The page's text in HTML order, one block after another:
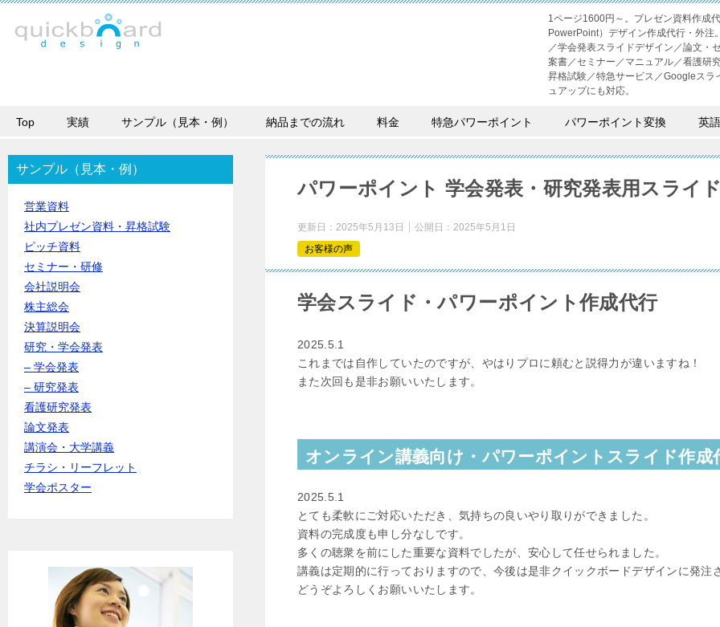
1ページ1600円～。プレゼン資料作成
PowerPoint）デザイン作成代行・外
／学会発表スライドデザイン／論文・
案書／セミナー／マニュアル／看護研
昇格試験／特急サービス／Googleス
ュアップにも対応。
Top 実績 サンプル（見本・例） 納品までの流れ 料金 特急パワーポイント パワーポイント変換 英
パワーポイント 学会発表・研究発表用スライ
更新日： 2025年5月13日 公開日： 2025年5月1日
お客様の声
学会スライド・パワーポイント作成代行
2025.5.1
これまでは自作していたのですが、やはりプロに頼むと説得力が違いますね！
また次回も是非お願いいたします。
オンライン講義向け・パワーポイントスライド作成
2025.5.1
とても柔軟にご対応いただき、気持ちの良いやり取りができました。
資料の完成度も申し分なしです。
多くの聴衆を前にした重要な資料でしたが、安心して任せられました。
講義は定期的に行っておりますので、今後は是非クイックボードデザインに発注
どうぞよろしくお願いいたします。
サンプル（見本・例）
営業資料
社内プレゼン資料・昇格試験
ピッチ資料
セミナー・研修
会社説明会
株主総会
決算説明会
研究・学会発表
– 学会発表
– 研究発表
看護研究発表
論文発表
講演会・大学講義
チラシ・リーフレット
学会ポスター